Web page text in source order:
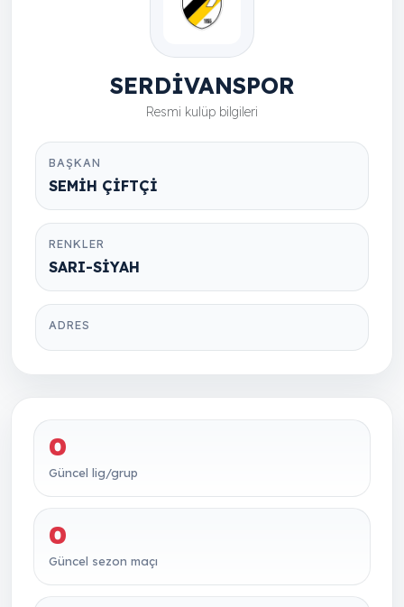
SERDİVANSPOR
Resmi kulüp bilgileri
BAŞKAN
SEMİH ÇİFTÇİ
RENKLER
SARI-SİYAH
ADRES
0
Güncel lig/grup
0
Güncel sezon maçı